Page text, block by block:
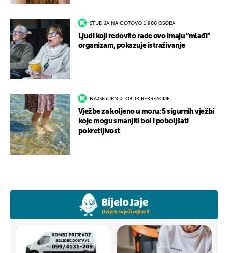
STUDIJA NA GOTOVO 1.900 OSOBA
Ljudi koji redovito rade ovo imaju “mlađi”
organizam, pokazuje istraživanje
NAJSIGURNIJI OBLIK REKREACIJE
Vježbe za koljeno u moru: 5 sigurnih vježbi
koje mogu smanjiti bol i poboljšati
pokretljivost